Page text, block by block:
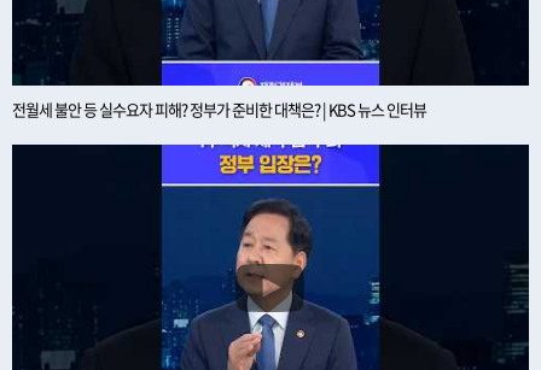
전월세 불안 등 실수요자 피해? 정부가 준비한 대책은? | KBS 뉴스 인터뷰